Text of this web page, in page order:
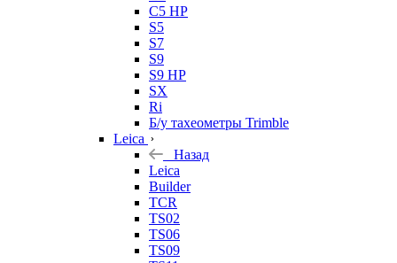
C5 HP
S5
S7
S9
S9 HP
SX
Ri
Б/у тахеометры Trimble
Leica
Назад
Leica
Builder
TCR
TS02
TS06
TS09